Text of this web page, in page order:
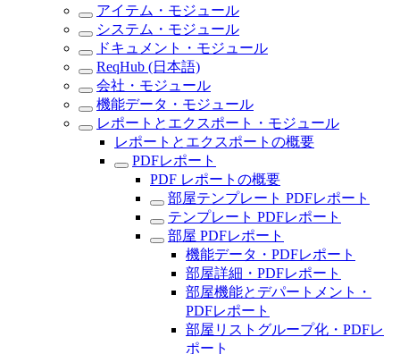
アイテム・モジュール
システム・モジュール
ドキュメント・モジュール
ReqHub (日本語)
会社・モジュール
機能データ・モジュール
レポートとエクスポート・モジュール
レポートとエクスポートの概要
PDFレポート
PDF レポートの概要
部屋テンプレート PDFレポート
テンプレート PDFレポート
部屋 PDFレポート
機能データ・PDFレポート
部屋詳細・PDFレポート
部屋機能とデパートメント・
PDFレポート
部屋リストグループ化・PDFレ
ポート